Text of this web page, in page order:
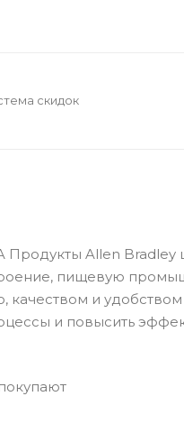
скидок
Продукты Allen
пищевую
и удобством
и повысить